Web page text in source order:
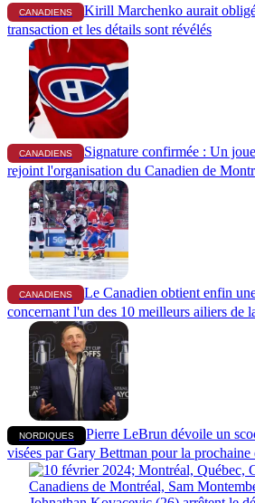
CANADIENS
Kirill Marchenko aurait
transaction et les détails sont révélés
CANADIENS
Signature confirmée : Un
rejoint l'organisation du Canadien de
CANADIENS
Le Canadien obtient enfin
concernant l'un des 10 meilleurs ailiers de
NORDIQUES
Pierre LeBrun dévoile un
visées par Gary Bettman pour la prochaine